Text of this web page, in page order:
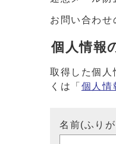
お問い合わせ
個人情報
取得した個人
くは「 個人情
名前(ふり